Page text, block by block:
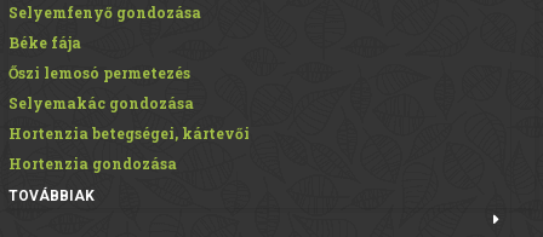
Selyemfenyő gondozása
Béke fája
Őszi lemosó permetezés
Selyemakác gondozása
Hortenzia betegségei, kártevői
Hortenzia gondozása
TOVÁBBIAK